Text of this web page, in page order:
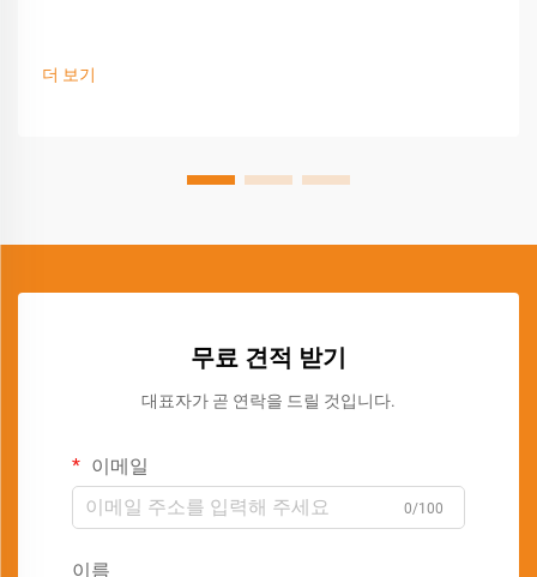
더 보기
무료 견적 받기
대표자가 곧 연락을 드릴 것입니다.
이메일
0/100
이름